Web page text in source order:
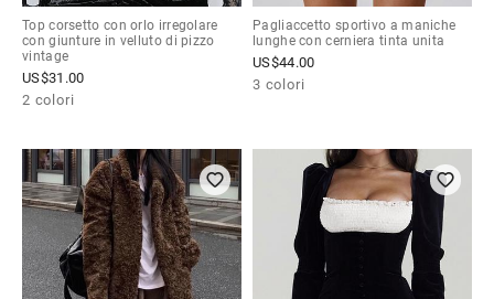
Top corsetto con orlo irregolare
con giunture in velluto di pizzo
vintage
US$31.00
2 colori
Pagliaccetto sportivo a maniche
lunghe con cerniera tinta unita
US$44.00
3 colori